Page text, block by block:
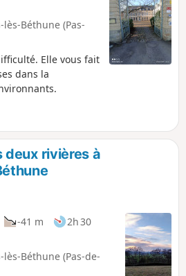
Béthune (Pas-
Elle vous fait
dans la
deux rivières à
-41 m
2h 30
Béthune (Pas-de-